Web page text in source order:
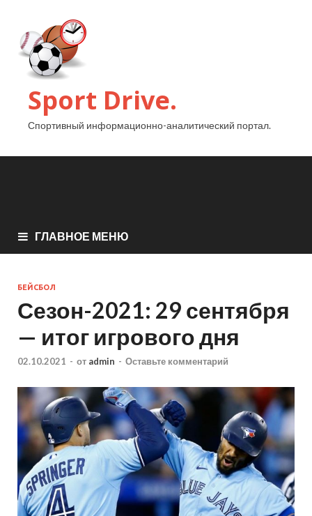
Sport Drive.
Спортивный информационно-аналитический портал.
ГЛАВНОЕ МЕНЮ
БЕЙСБОЛ
Сезон-2021: 29 сентября
— итог игрового дня
02.10.2021 - от admin - Оставьте комментарий